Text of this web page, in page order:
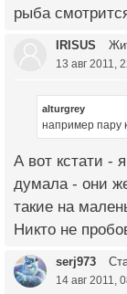
рыба
IRISUS
13 авг 2011,
alturgrey
например пару
А вот кстати -
думала - они
такие на
Никто не
serj973
14 авг 2011,